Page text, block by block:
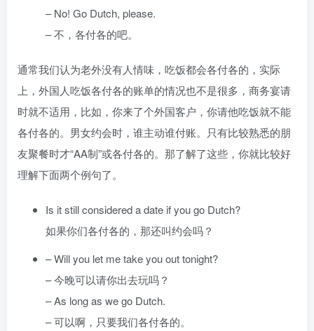
– No! Go Dutch, please.
– 不，各付各的吧。
通常我们认为老外没有人情味，吃饭都会各付各的，实际
上，外国人吃饭各付各的账单的情况也不是很多，商务宴请
时就不适用，比如，你来了个外国客户，你请他吃饭就不能
各付各的。男女约会时，谁主动谁付账。只有比较熟悉的朋
友聚餐时才“AA制”或各付各的。那了解了这些，你就比较好
理解下面两个例句了。
Is it still considered a date if you go Dutch?
如果你们各付各的，那还叫约会吗？
– Will you let me take you out tonight?
– 今晚可以请你出去玩吗？
– As long as we go Dutch.
– 可以啊，只要我们各付各的。